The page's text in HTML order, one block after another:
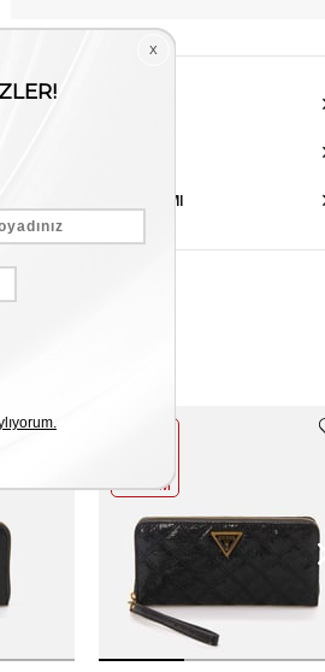
ÜRÜN ÖZELLIKLERI
AKSESUAR ONARIMI
INDIRIM